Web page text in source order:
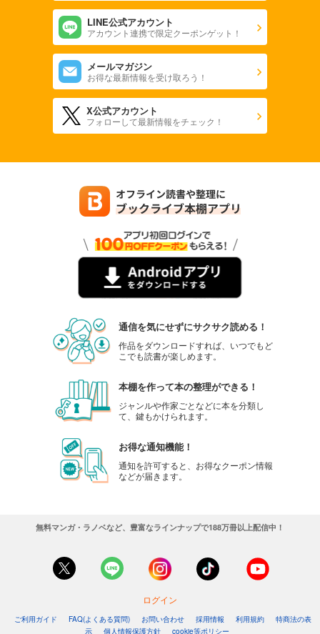
LINE公式アカウント
アカウント連携で限定クーポンゲット！
メールマガジン
お得な最新情報を受け取ろう！
X公式アカウント
フォローして最新情報をチェック！
通信を気にせずにサクサク読める！
作品をダウンロードすれば、いつでもど
こでも読書が楽しめます。
本棚を作って本の整理ができる！
ジャンルや作家ごとなどに本を分類し
て、鍵もかけられます。
お得な通知機能！
通知を許可すると、お得なクーポン情報
などが届きます。
無料マンガ・ラノベなど、豊富なラインナップで188万冊以上配信中！
ログイン
ご利用ガイド FAQ(よくある質問) お問い合わせ 採用情報 利用規約
特商法の表
示
個人情報保護方針 cookie等ポリシー